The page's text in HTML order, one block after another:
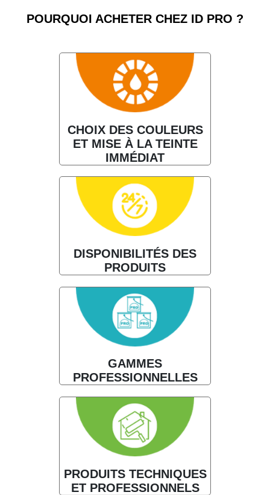
POURQUOI ACHETER CHEZ ID PRO ?
CHOIX DES COULEURS
ET MISE À LA TEINTE
IMMÉDIAT
DISPONIBILITÉS DES
PRODUITS
GAMMES
PROFESSIONNELLES
PRODUITS TECHNIQUES
ET PROFESSIONNELS